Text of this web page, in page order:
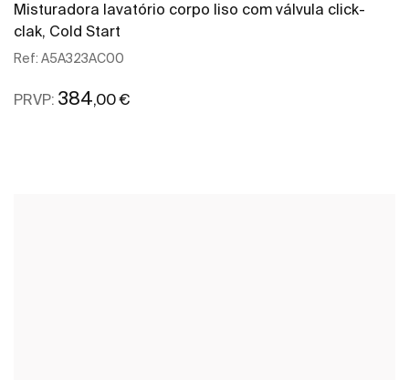
Misturadora lavatório corpo liso com válvula click-
clak, Cold Start
Ref: A5A323AC00
PRVP: 384,00 €